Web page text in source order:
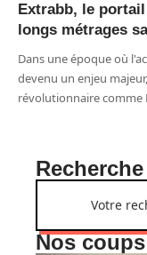
Extrabb, le
longs métrages
Dans une époque où
devenu un enjeu
révolutionnaire comme
Recherche
Nos